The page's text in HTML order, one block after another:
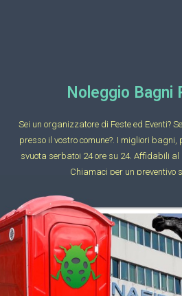
Noleggio Bagni
Sei un organizzatore di Feste ed Eventi?
presso il vostro comune?. I migliori
svuota serbatoi 24 ore su 24. Affidabili al
Chiamaci per un preventivo